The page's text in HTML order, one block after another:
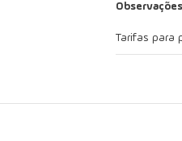
Tarifas para